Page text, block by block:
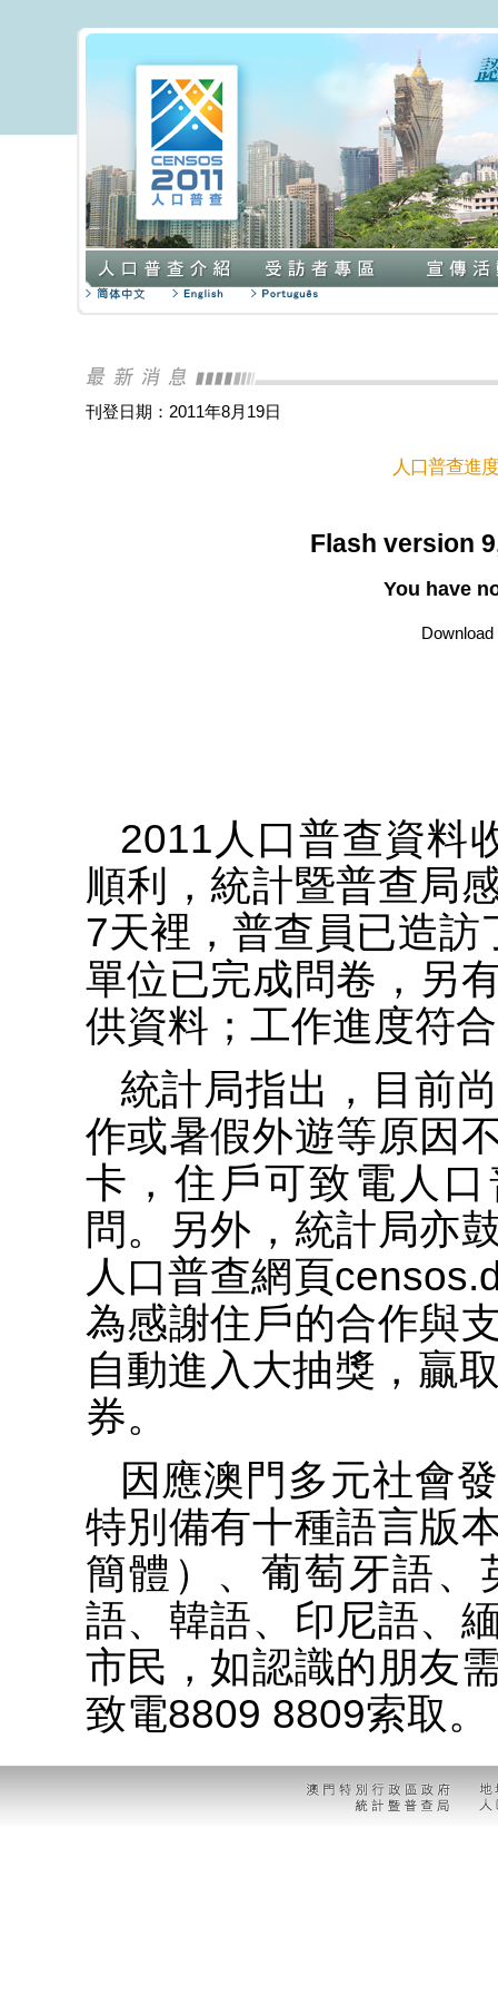
刊登日期：2011年8月19日
人口普查進
Flash version
You have
2011人口普查資料
順利，統計暨普查局
7天裡，普查員已造
單位已完成問卷，另
供資料；工作進度符
統計局指出，目前
作或暑假外遊等原因
卡，住戶可致電人
問。另外，統計局亦
人口普查網頁
為感謝住戶的合作與
自動進入大抽獎，贏
券。
因應澳門多元社會
特別備有十種語言版
簡體）、葡萄牙語
語、韓語、印尼語、
市民，如認識的朋友
致電8809 8809索取。